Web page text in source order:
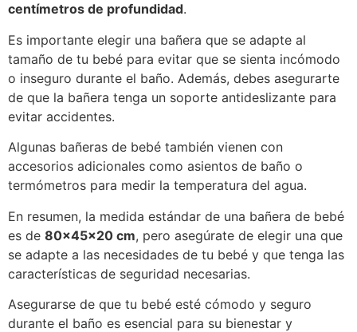
centímetros de profundidad.
Es importante elegir una bañera que se adapte al
tamaño de tu bebé para evitar que se sienta incómodo
o inseguro durante el baño. Además, debes asegurarte
de que la bañera tenga un soporte antideslizante para
evitar accidentes.
Algunas bañeras de bebé también vienen con
accesorios adicionales como asientos de baño o
termómetros para medir la temperatura del agua.
En resumen, la medida estándar de una bañera de bebé
es de 80x45x20 cm, pero asegúrate de elegir una que
se adapte a las necesidades de tu bebé y que tenga las
características de seguridad necesarias.
Asegurarse de que tu bebé esté cómodo y seguro
durante el baño es esencial para su bienestar y